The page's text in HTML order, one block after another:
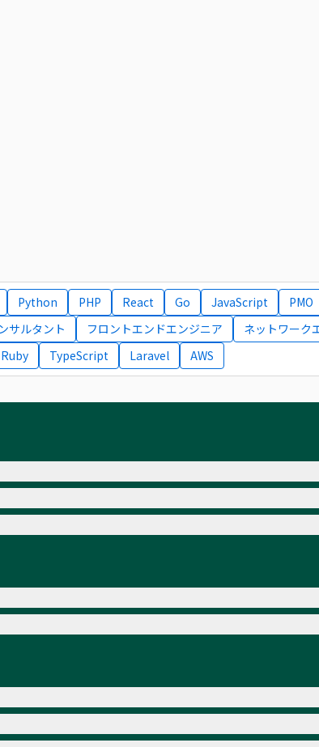
Python PHP React Go JavaScript PMO
サルタント
フロントエンドエンジニア ネットワーク
Ruby
TypeScript Laravel AWS